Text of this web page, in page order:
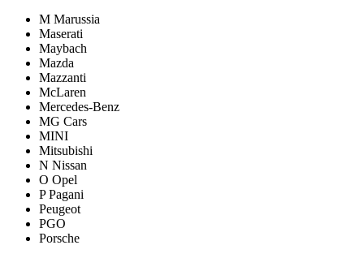
M Marussia
Maserati
Maybach
Mazda
Mazzanti
McLaren
Mercedes-Benz
MG Cars
MINI
Mitsubishi
N Nissan
O Opel
P Pagani
Peugeot
PGO
Porsche